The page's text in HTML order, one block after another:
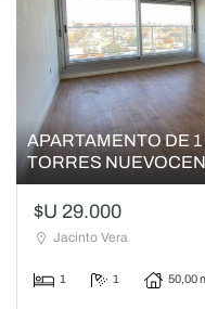
APARTAMENTO DE
TORRES
$U 29.000
Jacinto Vera
1 1 50,00